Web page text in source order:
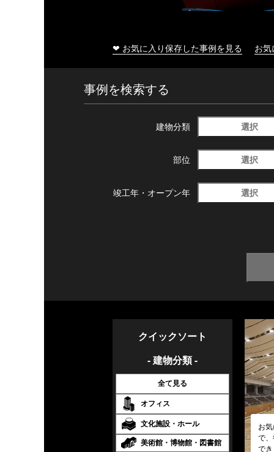
❤ お気に入り保存した事例を見る お
事例を検索する
建物分類 選択
部位 選択
竣工年・ オープン年 選択
クイックソート
- 建物分類 -
全て見る
オフィス
文化施設・ホール
美術館・博物館・図書館
お
で
で